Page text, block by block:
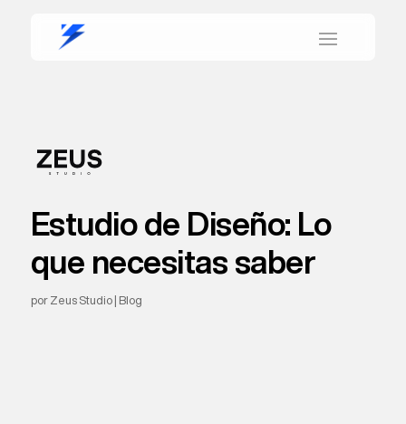
Estudio de Diseño: Lo
que necesitas saber
por Zeus Studio| Blog